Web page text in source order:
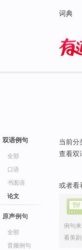
词典
双语例句
全部
口语
书面语
论文
原声例句
全部
音频例句
当前分
查看双
或者看
例句
看美剧